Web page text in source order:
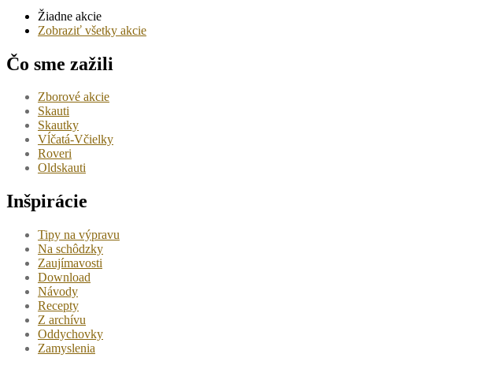
Žiadne akcie
Zobraziť všetky akcie
Čo sme zažili
Zborové akcie
Skauti
Skautky
Vĺčatá-Včielky
Roveri
Oldskauti
Inšpirácie
Tipy na výpravu
Na schôdzky
Zaujímavosti
Download
Návody
Recepty
Z archívu
Oddychovky
Zamyslenia